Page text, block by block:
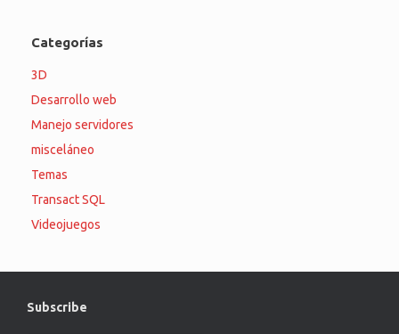
Categorías
3D
Desarrollo web
Manejo servidores
misceláneo
Temas
Transact SQL
Videojuegos
Subscribe